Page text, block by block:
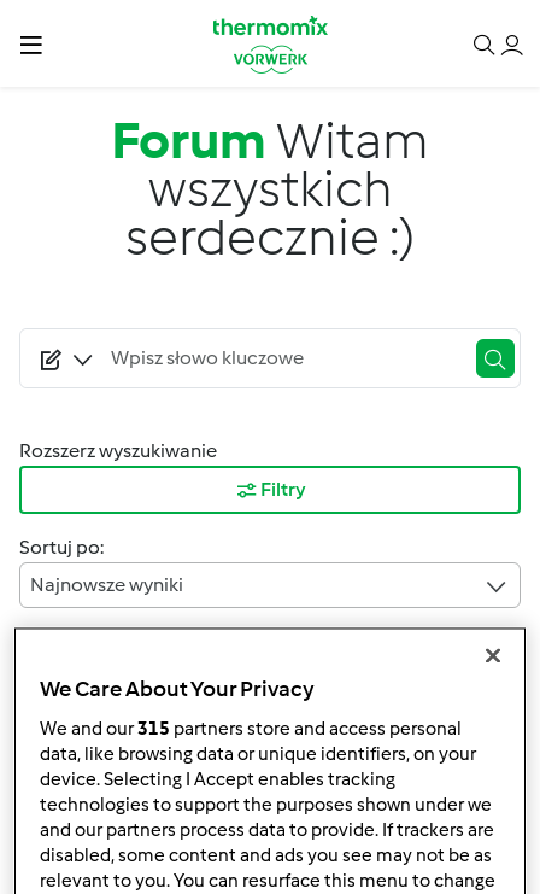
Forum Witam
wszystkich
serdecznie :)
Rozszerz wyszukiwanie
Filtry
Sortuj po:
Najnowsze wyniki
10
4 | Ostatni wpis
Szybka odpowiedź
amasiak
(niezweryfikowany)
We Care About Your Privacy
We and our315 partners store and access personal
data, like browsing data or unique identifiers, on your
device. Selecting I Accept enables tracking
technologies to support the purposes shown under we
and our partners process data to provide. If trackers are
disabled, some content and ads you see may not be as
relevant to you. You can resurface this menu to change